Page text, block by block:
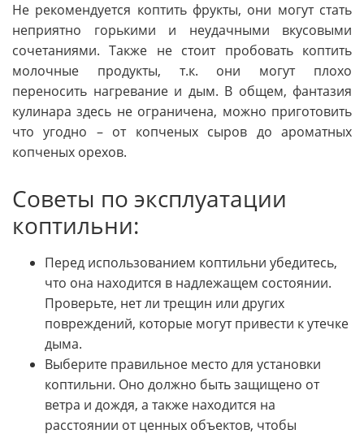
Не рекомендуется коптить фрукты, они могут стать
неприятно горькими и неудачными вкусовыми
сочетаниями. Также не стоит пробовать коптить
молочные продукты, т.к. они могут плохо
переносить нагревание и дым. В общем, фантазия
кулинара здесь не ограничена, можно приготовить
что угодно – от копченых сыров до ароматных
копченых орехов.
Советы по эксплуатации
коптильни:
Перед использованием коптильни убедитесь,
что она находится в надлежащем состоянии.
Проверьте, нет ли трещин или других
повреждений, которые могут привести к утечке
дыма.
Выберите правильное место для установки
коптильни. Оно должно быть защищено от
ветра и дождя, а также находится на
расстоянии от ценных объектов, чтобы